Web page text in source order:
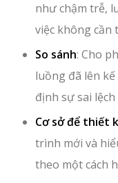
như chậm trễ,
việc không cần
So sánh: Cho
luồng đã lên
định sự sai lệch
Cơ sở để thiết
trình mới và
theo một cách